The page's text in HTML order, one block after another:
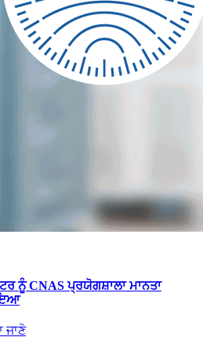
ਨੂੰ CNAS ਪ੍ਰਯੋਗਸ਼ਾਲਾ ਮਾਨਤਾ
ਜਾਣੋ